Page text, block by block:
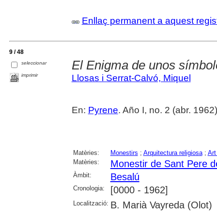
Enllaç permanent a aquest
9 / 48
seleccionar
imprimir
El Enigma de unos
Llosas i Serrat-Calvó, Miquel
En: Pyrene. Año I, no. 2 (abr.
Matèries: Monestirs ; Arquitectura religiosa;
Matèries:
Monestir de Sant Pere
Àmbit: Besalú
Cronologia: [0000 - 1962]
Localització: B. Marià Vayreda (Olot)